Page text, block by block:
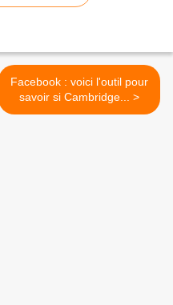
Facebook : voici l'outil pour
savoir si Cambridge... >